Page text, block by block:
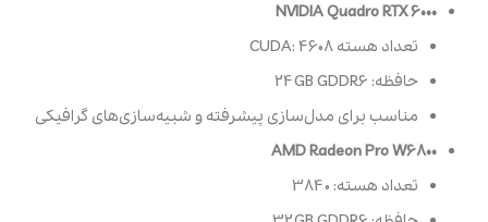
NVIDIA Quadro RTX 6000
تعداد هسته CUDA: 4608
حافظه: 24GB GDDR6
مناسب برای مدل‌سازی پیشرفته و شبیه‌سازی‌های گرافیکی
AMD Radeon Pro W6800
تعداد هسته: 3840